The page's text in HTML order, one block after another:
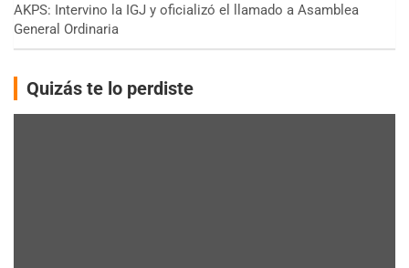
AKPS: Intervino la IGJ y oficializó el llamado a Asamblea
General Ordinaria
Quizás te lo perdiste